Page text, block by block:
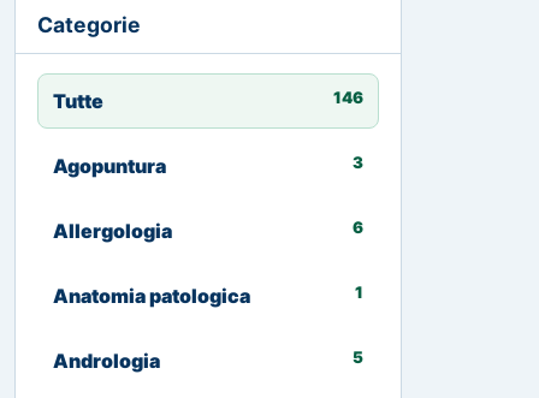
Categorie
Tutte 146
Agopuntura 3
Allergologia 6
Anatomia patologica 1
Andrologia 5